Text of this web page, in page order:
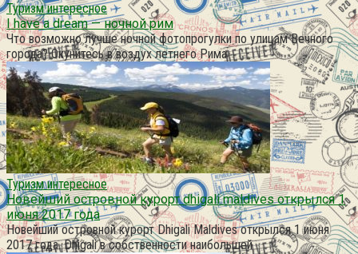
Туризм интересное
I have a dream — ночной рим
Что возможно лучше ночной фотопрогулки по улицам Вечного
города? Окунитесь в воздух летнего Рима
Туризм интересное
Новейший островной курорт dhigali maldives открылся 1
июня 2017 года
Новейший островной курорт Dhigali Maldives открылся 1 июня
2017 года. Dhigali в собственности наибольшей